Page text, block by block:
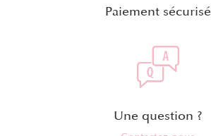
Paiement sécurisé
Une question ?